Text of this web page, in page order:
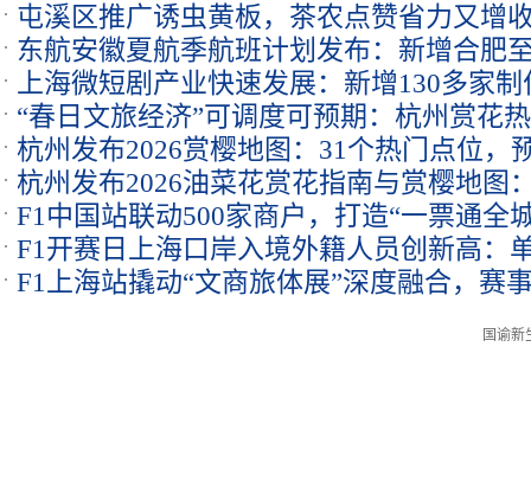
屯溪区推广诱虫黄板，茶农点赞省力又增
东航安徽夏航季航班计划发布：新增合肥
上海微短剧产业快速发展：新增130多家
“春日文旅经济”可调度可预期：杭州赏花
杭州发布2026赏樱地图：31个热门点位，
杭州发布2026油菜花赏花指南与赏樱地图
4月上旬
F1中国站联动500家商户，打造“一票通全
F1开赛日上海口岸入境外籍人员创新高：
F1上海站撬动“文商旅体展”深度融合，赛
国谕新